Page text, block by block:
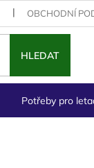
OBCHODNÍ
HLEDAT
Potřeby pro